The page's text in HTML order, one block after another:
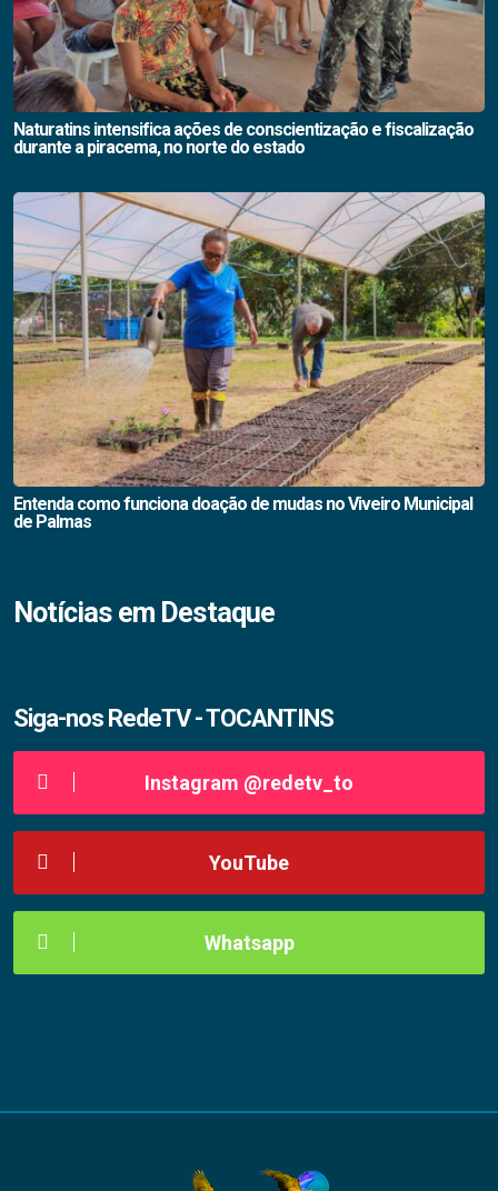
Naturatins intensifica ações de conscientização e fiscalização
durante a piracema, no norte do estado
Entenda como funciona doação de mudas no Viveiro Municipal
de Palmas
Notícias em Destaque
Siga-nos RedeTV - TOCANTINS
Instagram @redetv_to
YouTube
Whatsapp